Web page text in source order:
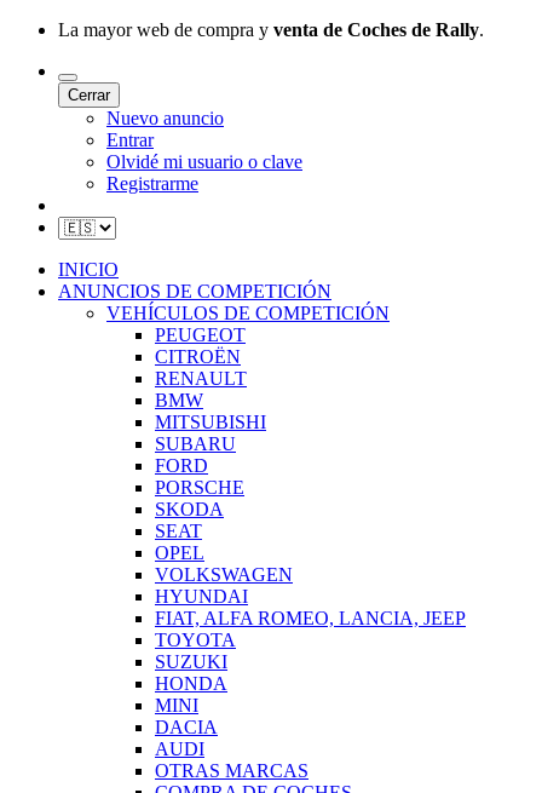
La mayor web de compra y venta de Coches de Rally.
Cerrar
Nuevo anuncio
Entrar
Olvidé mi usuario o clave
Registrarme
INICIO
ANUNCIOS DE COMPETICIÓN
VEHÍCULOS DE COMPETICIÓN
PEUGEOT
CITROËN
RENAULT
BMW
MITSUBISHI
SUBARU
FORD
PORSCHE
SKODA
SEAT
OPEL
VOLKSWAGEN
HYUNDAI
FIAT, ALFA ROMEO, LANCIA, JEEP
TOYOTA
SUZUKI
HONDA
MINI
DACIA
AUDI
OTRAS MARCAS